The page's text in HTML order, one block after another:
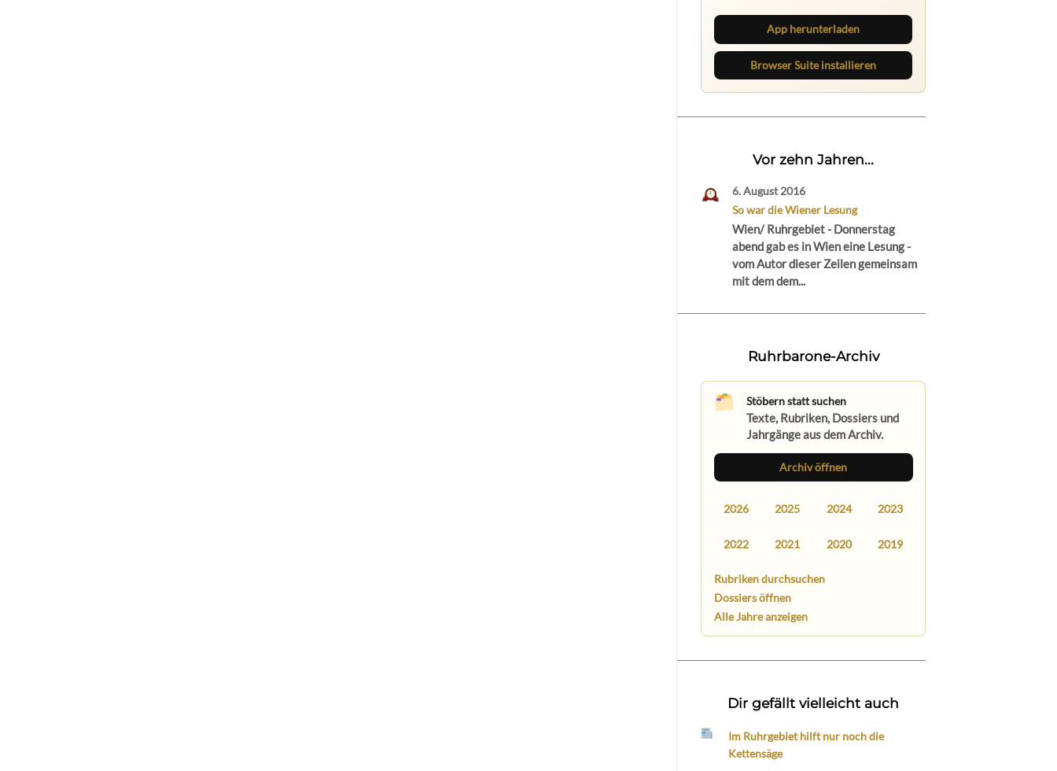
App herunterladen
Browser Suite installieren
Vor zehn Jahren...
6. August 2016
So war die Wiener Lesung
Wien/ Ruhrgebiet - Donnerstag
abend gab es in Wien eine Lesung -
vom Autor dieser Zeilen gemeinsam
mit dem dem...
Ruhrbarone-Archiv
Stöbern statt suchen
Texte, Rubriken, Dossiers und
Jahrgänge aus dem Archiv.
Archiv öffnen
2026 2025 2024 2023
2022 2021 2020 2019
Rubriken durchsuchen
Dossiers öffnen
Alle Jahre anzeigen
Dir gefällt vielleicht auch
Im Ruhrgebiet hilft nur noch die
Kettensäge